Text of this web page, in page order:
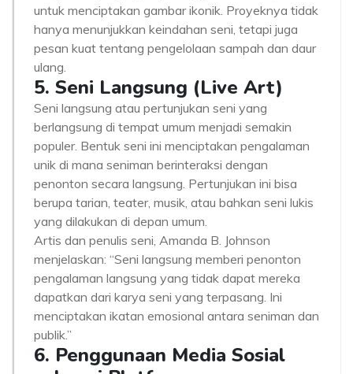
untuk menciptakan gambar ikonik. Proyeknya tidak
hanya menunjukkan keindahan seni, tetapi juga
pesan kuat tentang pengelolaan sampah dan daur
ulang.
5. Seni Langsung (Live Art)
Seni langsung atau pertunjukan seni yang
berlangsung di tempat umum menjadi semakin
populer. Bentuk seni ini menciptakan pengalaman
unik di mana seniman berinteraksi dengan
penonton secara langsung. Pertunjukan ini bisa
berupa tarian, teater, musik, atau bahkan seni lukis
yang dilakukan di depan umum.
Artis dan penulis seni, Amanda B. Johnson
menjelaskan: “Seni langsung memberi penonton
pengalaman langsung yang tidak dapat mereka
dapatkan dari karya seni yang terpasang. Ini
menciptakan ikatan emosional antara seniman dan
publik.”
6. Penggunaan Media Sosial